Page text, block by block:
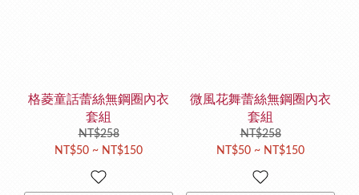
格菱童話蕾絲無鋼圈內衣
套組
NT$258
NT$50 ~ NT$150
微風花舞蕾絲無鋼圈內衣
套組
NT$258
NT$50 ~ NT$150